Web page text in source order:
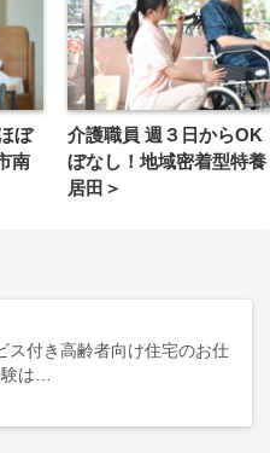
南
介護職員 週３日からOK！ 残業ほ
ぼなし！地域密着型特
居田＞
付き高齢者向け住宅のお仕
は…